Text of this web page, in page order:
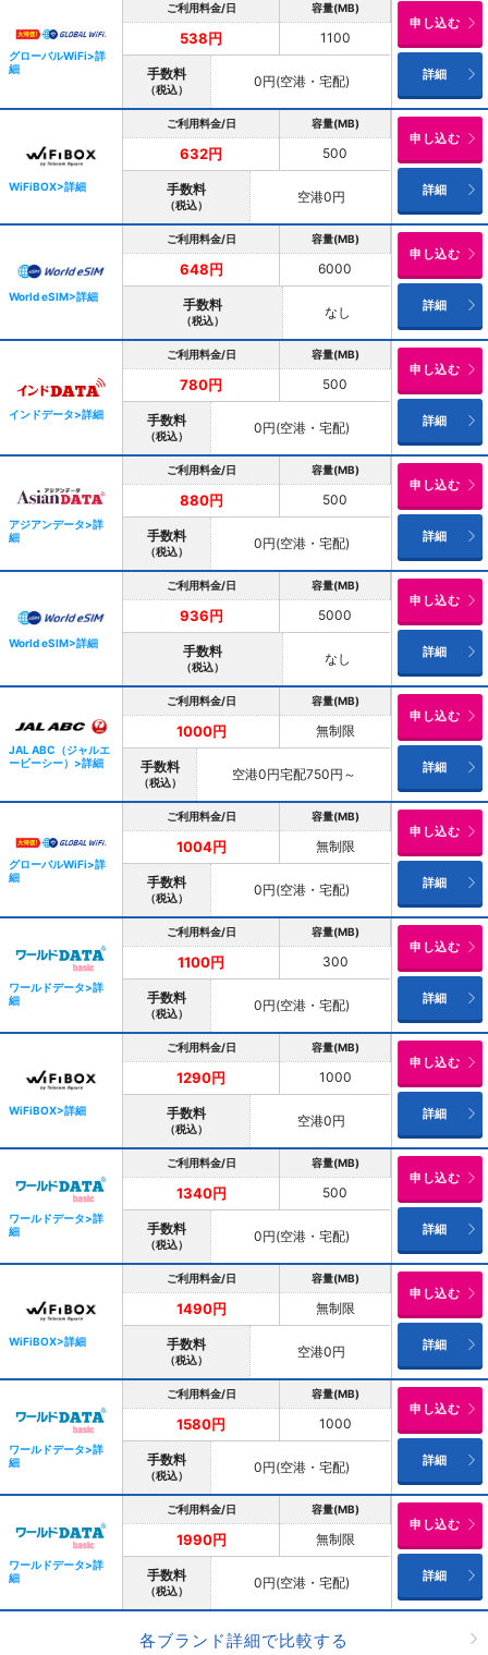
グローバルWiFi>詳
細
ご利用料金/日 容量(MB)
538円 1100
手数料
（税込） 0円(空港・宅配)
申し込む
詳細
WiFiBOX>詳細
ご利用料金/日 容量(MB)
632円 500
手数料
（税込） 空港0円
申し込む
詳細
World eSIM>詳細
ご利用料金/日 容量(MB)
648円 6000
手数料
（税込） なし
申し込む
詳細
インドデータ>詳細
ご利用料金/日 容量(MB)
780円 500
手数料
（税込） 0円(空港・宅配)
申し込む
詳細
アジアンデータ>詳
細
ご利用料金/日 容量(MB)
880円 500
手数料
（税込） 0円(空港・宅配)
申し込む
詳細
World eSIM>詳細
ご利用料金/日 容量(MB)
936円 5000
手数料
（税込） なし
申し込む
詳細
JAL ABC（ジャルエ
ービーシー）>詳細
ご利用料金/日 容量(MB)
1000円 無制限
手数料
（税込） 空港0円宅配750円～
申し込む
詳細
グローバルWiFi>詳
細
ご利用料金/日 容量(MB)
1004円 無制限
手数料
（税込） 0円(空港・宅配)
申し込む
詳細
ワールドデータ>詳
細
ご利用料金/日 容量(MB)
1100円 300
手数料
（税込） 0円(空港・宅配)
申し込む
詳細
WiFiBOX>詳細
ご利用料金/日 容量(MB)
1290円 1000
手数料
（税込） 空港0円
申し込む
詳細
ワールドデータ>詳
細
ご利用料金/日 容量(MB)
1340円 500
手数料
（税込） 0円(空港・宅配)
申し込む
詳細
WiFiBOX>詳細
ご利用料金/日 容量(MB)
1490円 無制限
手数料
（税込） 空港0円
申し込む
詳細
ワールドデータ>詳
細
ご利用料金/日 容量(MB)
1580円 1000
手数料
（税込） 0円(空港・宅配)
申し込む
詳細
ワールドデータ>詳
細
ご利用料金/日 容量(MB)
1990円 無制限
手数料
（税込） 0円(空港・宅配)
申し込む
詳細
各ブランド詳細で比較する